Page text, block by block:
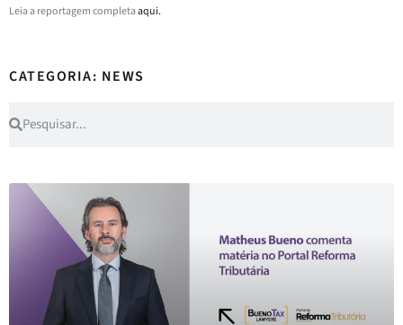
Leia a reportagem completaaqui.
CATEGORIA: NEWS